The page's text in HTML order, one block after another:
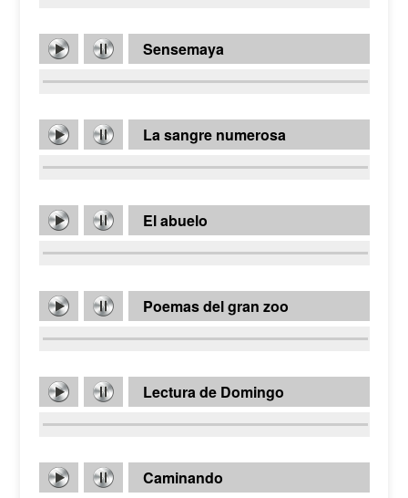
Sensemaya
La sangre numerosa
El abuelo
Poemas del gran zoo
Lectura de Domingo
Caminando